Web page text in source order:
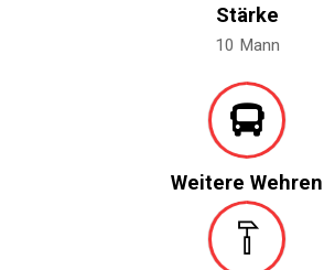
Stärke
10 Mann
Weitere Wehren